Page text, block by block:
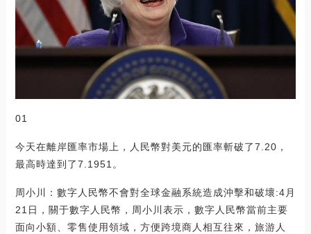
01
今天在離岸匯率市場上，人民幣對美元的匯率斬破了7.20，
最高時達到了7.1951。
周小川：數字人民幣不會對全球金融系統造成沖擊和破壞:4月
21日，關于數字人民幣，周小川表示，數字人民幣當前主要
面向小額、零售使用領域，方便跨境商人相互往來，旅游人